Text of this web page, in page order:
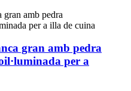
gran amb pedra
per a